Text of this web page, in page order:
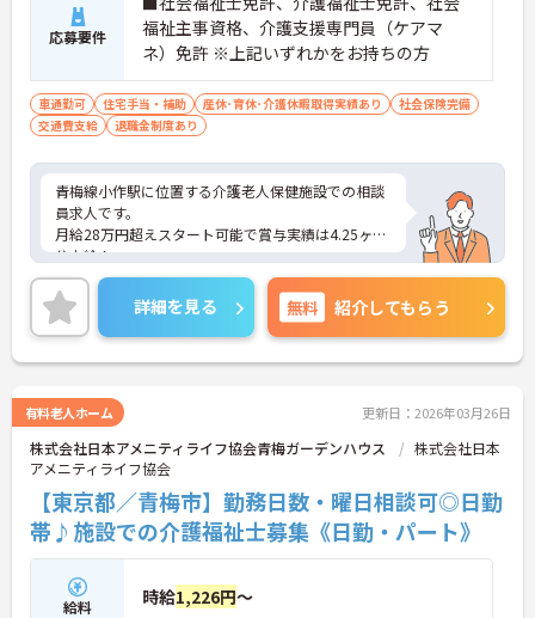
応募要件
福祉主事資格、介護支援専門員（ケアマ
ネ）免許 ※上記いずれかをお持ちの方
車通勤可 住宅手当・補助 産休･育休･介護休暇取得実績あり
社会保険完備
交通費支給
退職金制度あり
青梅線小作駅に位置する介護老人保健施設での相談
員求人です。
月給28万円超えスタート可能で賞与実績は4.25ヶ月
分支給！
土日祝はお休みで生活リズムがとりやすい☆
駅から徒歩圏内にあり、車通勤も可能ですので通勤
にも便利です。
ご興味のある方は面接対策ポイントなどお話致しま
すのでお気軽にお問い合わせください。
詳細を見る 無料 紹介してもらう
有料老人ホーム 更新日：2026年03月26日
株式会社日本アメニティライフ協会青梅ガーデンハウス
株式会社日本
アメニティライフ協会
【東京都／青梅市】勤務日数・曜日相談可◎日勤
帯♪施設での介護福祉士募集《日勤・パート》
給料 時給1,226円～